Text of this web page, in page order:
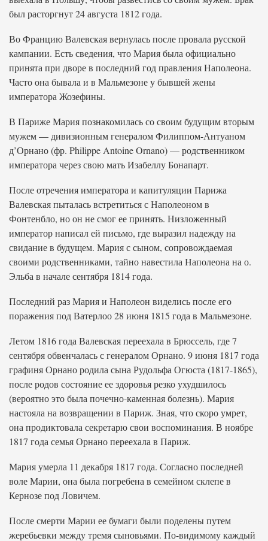
был расторгнут 24 августа 1812 года.
Во Францию Валевская вернулась после провала русской
кампании. Есть сведения, что Мария была официально
принята при дворе в последний год правления Наполеона.
Часто она бывала и в Мальмезоне у бывшей жены
императора Жозефины.
В Париже Мария познакомилась со своим будущим вторым
мужем — дивизионным генералом Филиппом-Антуаном
д’Орнано (фр. Philippe Antoine Ornano) — родственником
императора через свою мать Изабеллу Бонапарт.
После отречения императора и капитуляции Парижа
Валевская пыталась встретиться с Наполеоном в
Фонтенбло, но он не смог ее принять. Низложенный
император написал ей письмо, где выразил надежду на
свидание в будущем. Мария с сыном, сопровождаемая
своими родственниками, тайно навестила Наполеона на о.
Эльба в начале сентября 1814 года.
Последний раз Мария и Наполеон виделись после его
поражения под Ватерлоо 28 июня 1815 года в Мальмезоне.
Летом 1816 года Валевская переехала в Брюссель, где 7
сентября обвенчалась с генералом Орнано. 9 июня 1817 года
графиня Орнано родила сына Рудольфа Огюста (1817-1865),
после родов состояние ее здоровья резко ухудшилось
(вероятно это была почечно-каменная болезнь). Мария
настояла на возвращении в Париж. Зная, что скоро умрет,
она продиктовала секретарю свои воспоминания. В ноябре
1817 года семья Орнано переехала в Париж.
Мария умерла 11 декабря 1817 года. Согласно последней
воле Марии, она была погребена в семейном склепе в
Кернозе под Ловичем.
После смерти Марии ее бумаги были поделены путем
жеребьевки между тремя сыновьями. По-видимому каждый